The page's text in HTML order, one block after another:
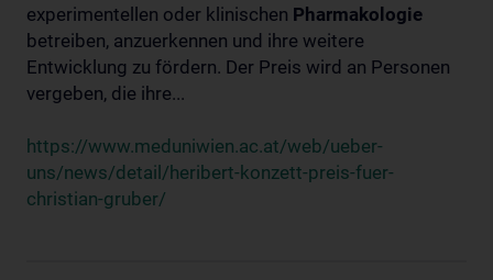
experimentellen oder klinischen Pharmakologie
betreiben, anzuerkennen und ihre weitere
Entwicklung zu fördern. Der Preis wird an Personen
vergeben, die ihre...
https://www.meduniwien.ac.at/web/ueber-
uns/news/detail/heribert-konzett-preis-fuer-
christian-gruber/